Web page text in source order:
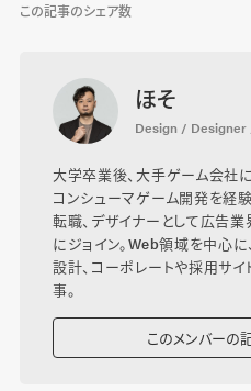
この記事のシェア数
ほそ
Design / Designer
大学卒業後、大手ゲーム会社
コンシューマゲーム開発を経
転職、デザイナーとして広告
にジョイン。Web領域を中心に
設計、コーポレートや採用サ
事。
このメンバーの